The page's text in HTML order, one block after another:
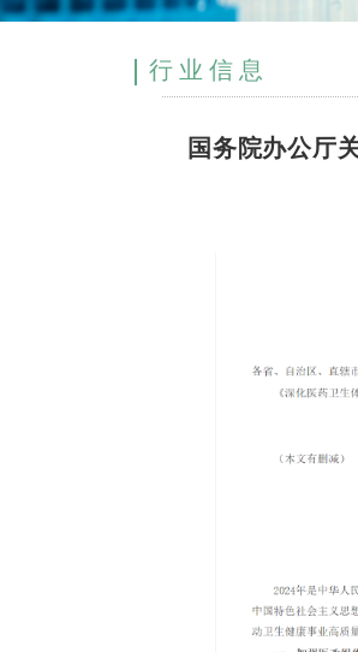
行业信息
国务院办公厅